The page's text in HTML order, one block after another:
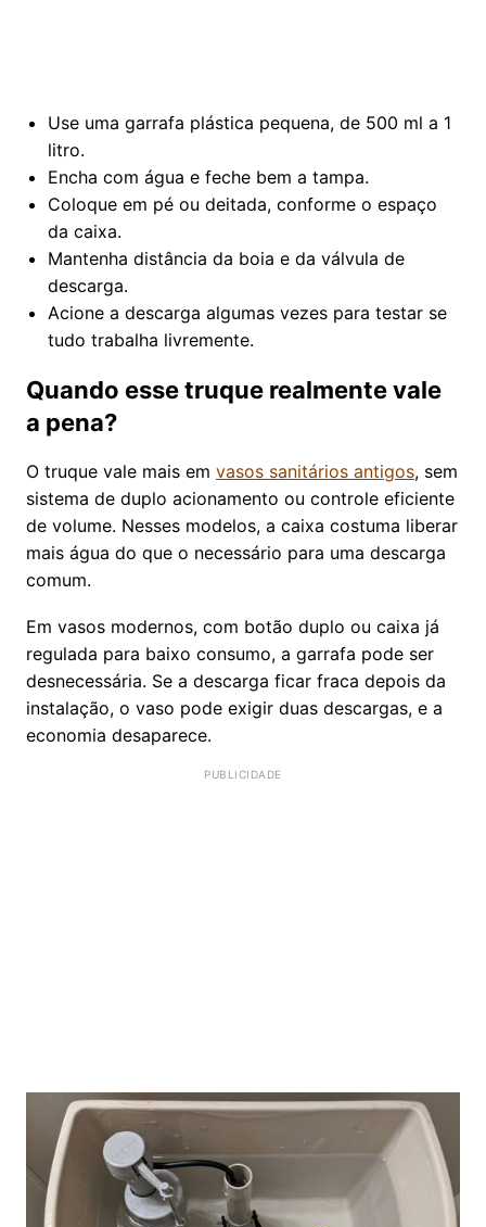
Use uma garrafa plástica pequena, de 500 ml a 1
litro.
Encha com água e feche bem a tampa.
Coloque em pé ou deitada, conforme o espaço
da caixa.
Mantenha distância da boia e da válvula de
descarga.
Acione a descarga algumas vezes para testar se
tudo trabalha livremente.
Quando esse truque realmente vale
a pena?
O truque vale mais em vasos sanitários antigos, sem
sistema de duplo acionamento ou controle eficiente
de volume. Nesses modelos, a caixa costuma liberar
mais água do que o necessário para uma descarga
comum.
Em vasos modernos, com botão duplo ou caixa já
regulada para baixo consumo, a garrafa pode ser
desnecessária. Se a descarga ficar fraca depois da
instalação, o vaso pode exigir duas descargas, e a
economia desaparece.